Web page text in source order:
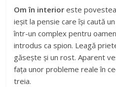
Om în interior este
ieșit la pensie care își caută
într-un complex pentru
introdus ca spion. Leagă
găsește și un rost. Aparent
fața unor probleme reale în
treia.